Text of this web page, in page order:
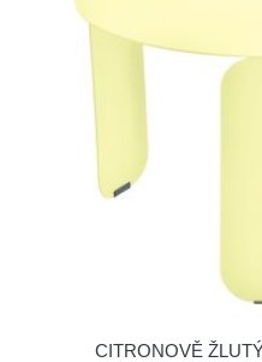
CITRONOVĚ